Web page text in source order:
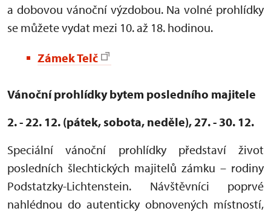
a dobovou vánoční výzdobou. Na volné prohlídky
se můžete vydat mezi 10. až 18. hodinou.
Zámek Telč
Vánoční prohlídky bytem posledního majitele
2. - 22. 12. (pátek, sobota, neděle), 27. - 30. 12.
Speciální vánoční prohlídky představí život
posledních šlechtických majitelů zámku – rodiny
Podstatzky-Lichtenstein. Návštěvníci poprvé
nahlédnou do autenticky obnovených místností,